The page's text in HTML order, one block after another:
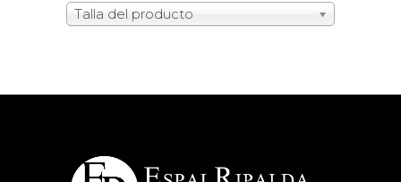
Talla del producto